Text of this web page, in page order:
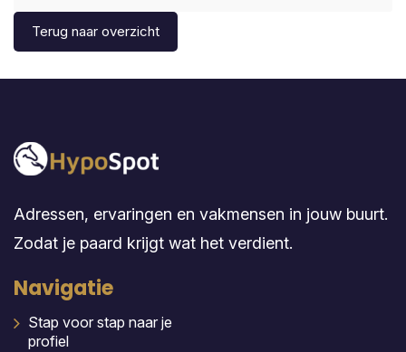
Terug naar overzicht
Adressen, ervaringen en vakmensen in jouw buurt.
Zodat je paard krijgt wat het verdient.
Navigatie
Stap voor stap naar je
profiel